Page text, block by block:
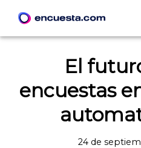
El
encuestas
24 de